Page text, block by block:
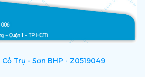
Trụ - Sơn BHP - Z0519049